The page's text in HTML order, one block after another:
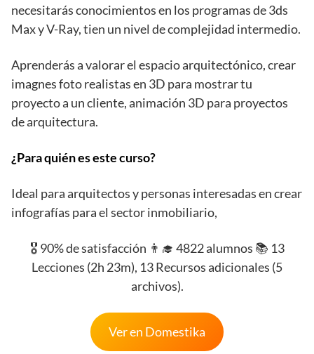
necesitarás conocimientos en los programas de 3ds
Max y V-Ray, tien un nivel de complejidad intermedio.
Aprenderás a valorar el espacio arquitectónico, crear
imagnes foto realistas en 3D para mostrar tu
proyecto a un cliente, animación 3D para proyectos
de arquitectura.
¿Para quién es este curso?
Ideal para arquitectos y personas interesadas en crear
infografías para el sector inmobiliario,
🎖️ 90% de satisfacción 👨‍🎓 4822 alumnos 📚 13
Lecciones (2h 23m), 13 Recursos adicionales (5
archivos).
Ver en Domestika